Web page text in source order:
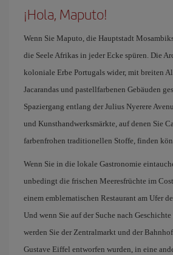
¡Hola, Maputo!
Wenn Sie Maputo, die Hauptstadt
die Seele Afrikas in jeder Ecke spüren. Die
koloniale Erbe Portugals wider, mit breiten
Jacarandas und pastellfarbenen Gebäuden
Spaziergang entlang der Julius Nyerere
und Kunsthandwerksmärkte, auf denen Sie
farbenfrohen traditionellen Stoffe, finden
Wenn Sie in die lokale Gastronomie
unbedingt die frischen Meeresfrüchte im
einem emblematischen Restaurant am Ufer
Und wenn Sie auf der Suche nach
werden Sie der Zentralmarkt und der
Gustave Eiffel entworfen wurden, in eine